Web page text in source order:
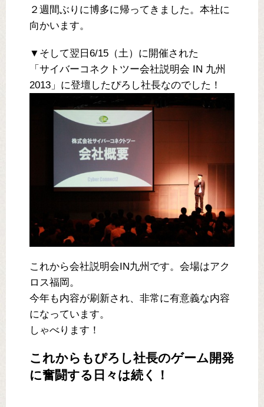
２週間ぶりに博多に帰ってきました。本社に
向かいます。
▼そして翌日6/15（土）に開催された
「サイバーコネクトツー会社説明会 IN 九州
2013」に登壇したぴろし社長なのでした！
これから会社説明会IN九州です。会場はアク
ロス福岡。
今年も内容が刷新され、非常に有意義な内容
になっています。
しゃべります！
これからもぴろし社長のゲーム開発
に奮闘する日々は続く！